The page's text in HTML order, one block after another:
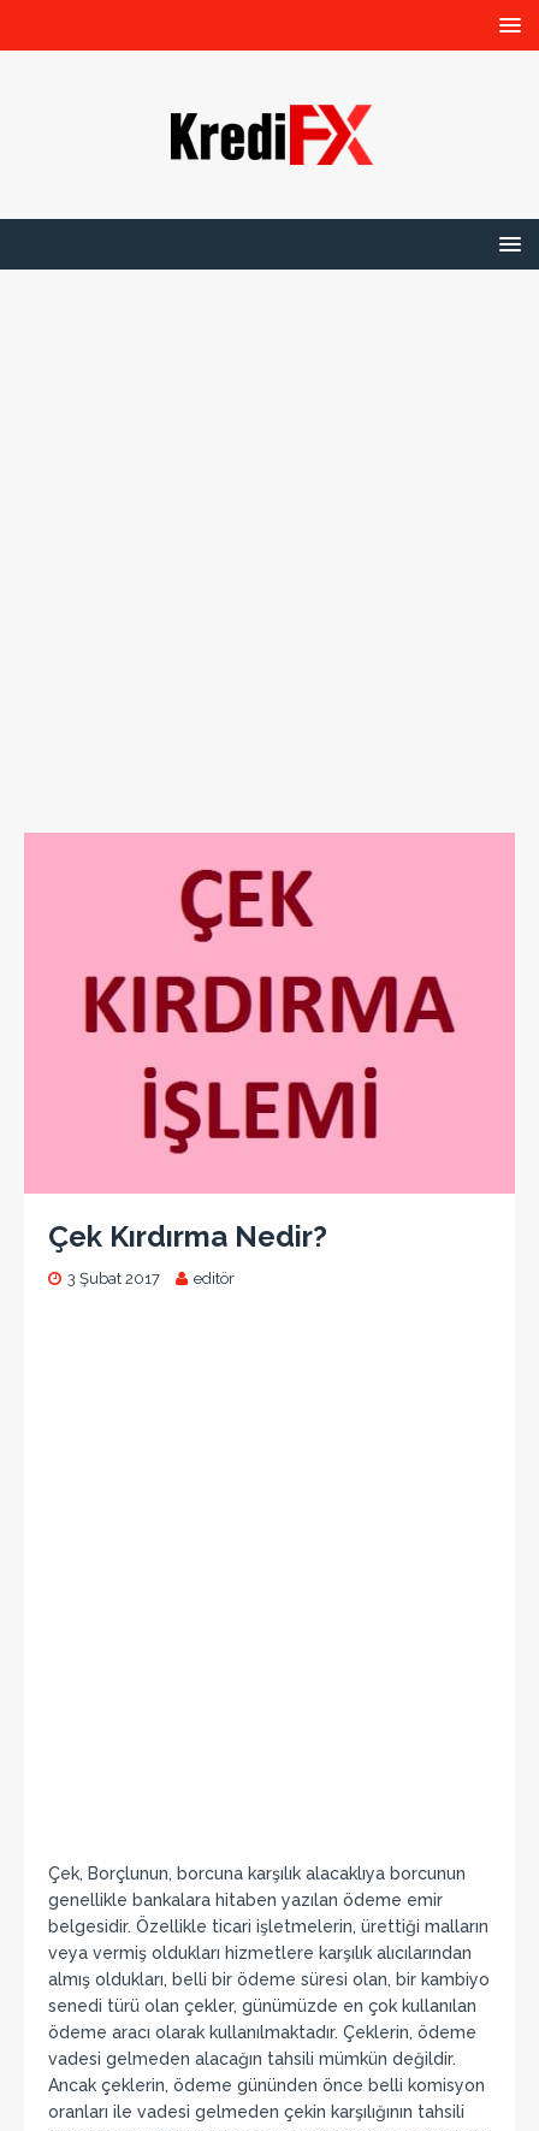
Çek Kırdırma Nedir?
3 Şubat 2017 editör
Çek, Borçlunun, borcuna karşılık alacaklıya borcunun
genellikle bankalara hitaben yazılan ödeme emir
belgesidir. Özellikle ticari işletmelerin, ürettiği malların
veya vermiş oldukları hizmetlere karşılık alıcılarından
almış oldukları, belli bir ödeme süresi olan, bir kambiyo
senedi türü olan çekler, günümüzde en çok kullanılan
ödeme aracı olarak kullanılmaktadır. Çeklerin, ödeme
vadesi gelmeden alacağın tahsili mümkün değildir.
Ancak çeklerin, ödeme gününden önce belli komisyon
oranları ile vadesi gelmeden çekin karşılığının tahsili